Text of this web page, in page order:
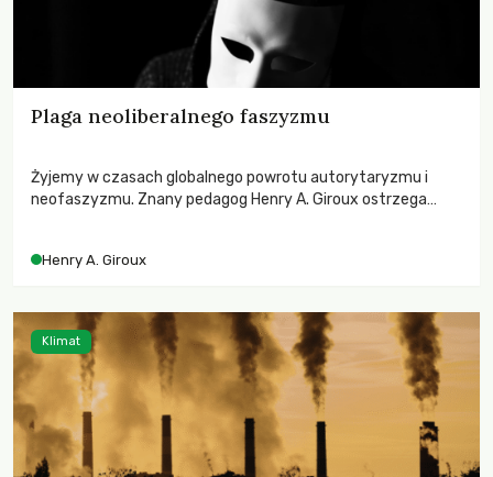
Plaga neoliberalnego faszyzmu
Żyjemy w czasach globalnego powrotu autorytaryzmu i
neofaszyzmu. Znany pedagog Henry A. Giroux ostrzega
wychowają świadomych obywateli?
Henry A. Giroux
Klimat